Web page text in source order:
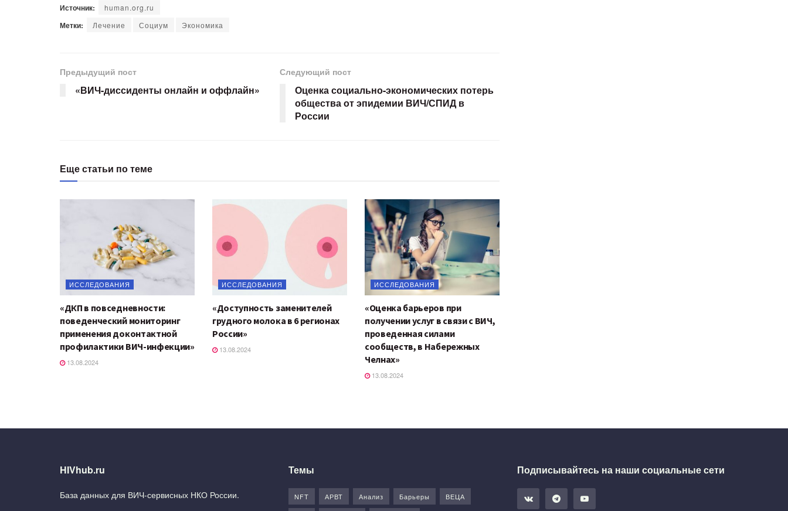
Источник: human.org.ru
Метки: Лечение Социум Экономика
Предыдущий пост
«ВИЧ-диссиденты онлайн и оффлайн»
Следующий пост
Оценка социально-экономических потерь
общества от эпидемии ВИЧ/СПИД в
России
Еще статьи по теме
ИССЛЕДОВАНИЯ
«ДКП в повседневности:
поведенческий мониторинг
применения доконтактной
профилактики ВИЧ-инфекции»
13.08.2024
ИССЛЕДОВАНИЯ
«Доступность заменителей
грудного молока в 6 регионах
России»
13.08.2024
ИССЛЕДОВАНИЯ
«Оценка барьеров при
получении услуг в связи с ВИЧ,
проведенная силами
сообществ, в Набережных
Челнах»
13.08.2024
HIVhub.ru
База данных для ВИЧ-сервисных НКО России.
Темы
NFT АРВТ Анализ Барьеры ВЕЦА
Подписывайтесь на наши социальные сети